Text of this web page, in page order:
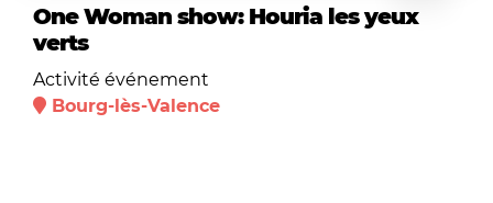
One Woman show: Houria les yeux
verts
Activité événement
Bourg-lès-Valence